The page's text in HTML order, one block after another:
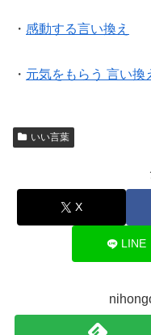
・ 感動する言い換え
・ 元気をもらう 言い換
いい言葉
X
LINE